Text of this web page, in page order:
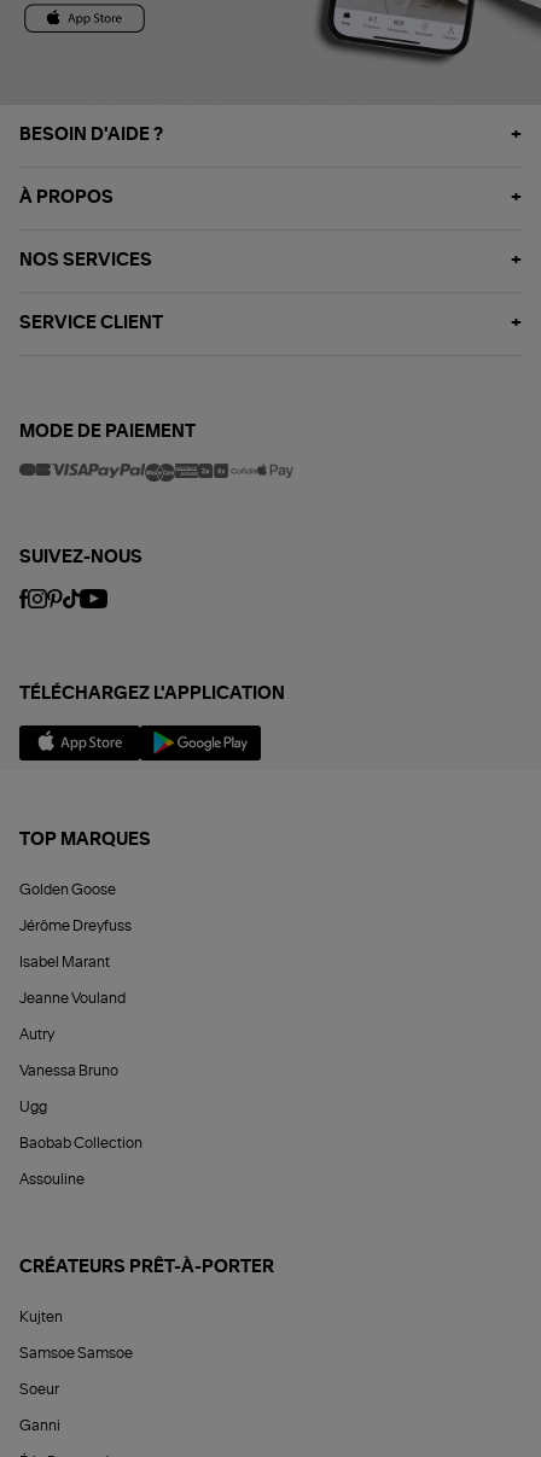
BESOIN D'AIDE ?
À PROPOS
NOS SERVICES
SERVICE CLIENT
MODE DE PAIEMENT
SUIVEZ-NOUS
TÉLÉCHARGEZ L'APPLICATION
TOP MARQUES
Golden Goose
Jérôme Dreyfuss
Isabel Marant
Jeanne Vouland
Autry
Vanessa Bruno
Ugg
Baobab Collection
Assouline
CRÉATEURS PRÊT-À-PORTER
Kujten
Samsoe Samsoe
Soeur
Ganni